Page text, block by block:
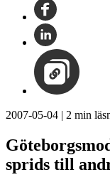
2007-05-04 | 2 min
sprids till